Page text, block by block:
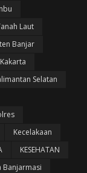
Laut
Banjar
Kakarta
Selatan
Kecelakaan
KESEHATAN
Banjarmasi